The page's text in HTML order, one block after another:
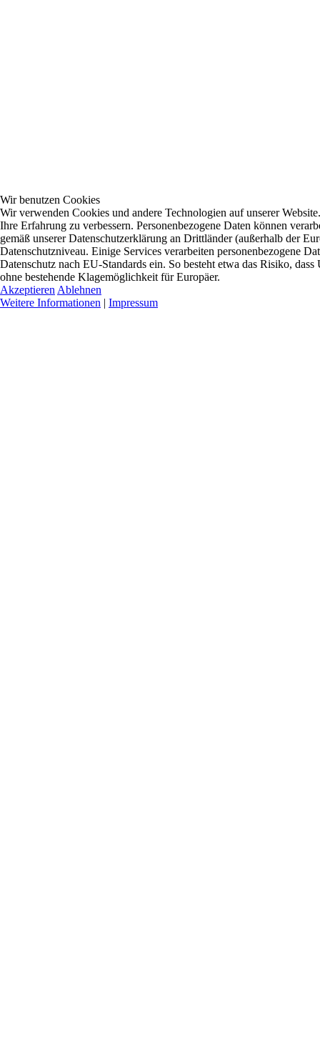
Wir benutzen Cookies
Wir verwenden Cookies und andere Technologien auf unserer
Ihre Erfahrung zu verbessern. Personenbezogene Daten können
gemäß unserer Datenschutzerklärung an Drittländer (außerhalb der
Datenschutzniveau. Einige Services verarbeiten personenbezogene
Datenschutz nach EU-Standards ein. So besteht etwa das Risiko,
ohne bestehende Klagemöglichkeit für Europäer.
Akzeptieren Ablehnen
Weitere Informationen | Impressum